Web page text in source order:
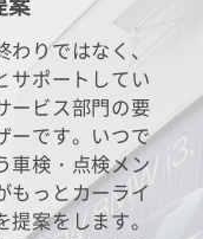
りではなく、
サポートしてい
ービス部門の要
ーです。いつで
車検・点検メン
もっとカーライ
案をします。